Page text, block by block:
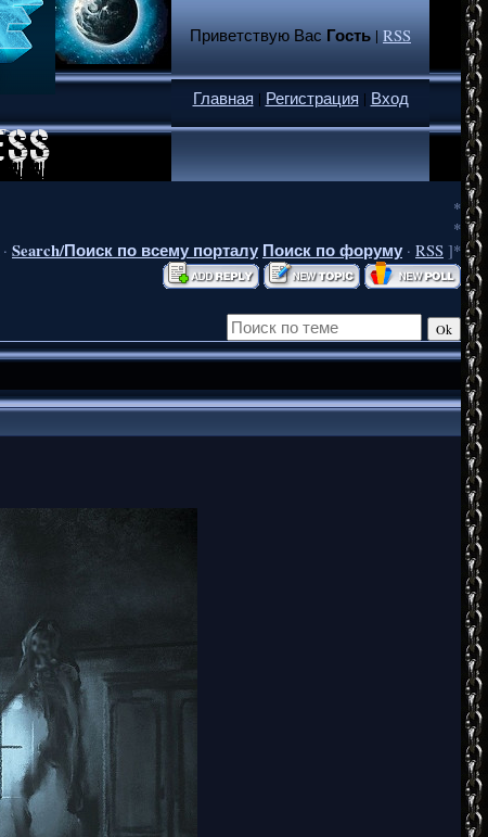
Приветствую Вас Гость|RSS
Главная | Регистрация | Вход
*
*
· Search/Поиск по всему порталу Поиск по форуму · RSS ]*